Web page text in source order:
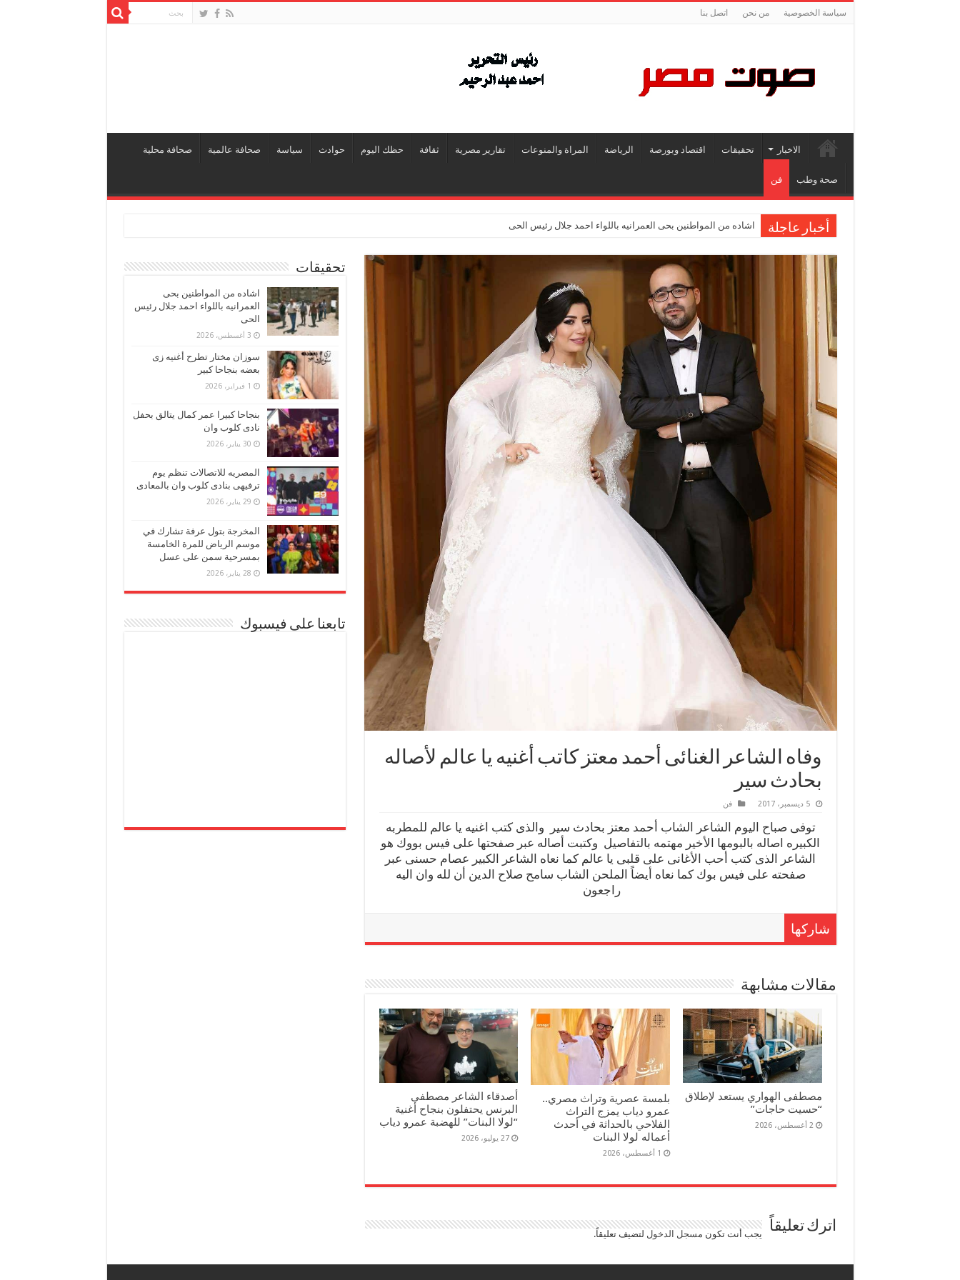
سياسة الخصوصية من نحن اتصل بنا
الاخبار تحقيقات اقتصاد وبورصة الرياضة المراة والمنوعات تقارير مصرية ثقافة حظك اليوم حوادث سياسة صحافة عالمية صحافة محلية
صحة وطب فن
أخبار عاجلة اشاده من المواطنين بحى العمرانيه باللواء احمد جلال رئيس الحى
وفاه الشاعر الغنائى أحمد معتز كاتب أغنيه يا عالم لأصاله
بحادث سير
5 ديسمبر، 2017 فن
توفى صباح اليوم الشاعر الشاب أحمد معتز بحادث سير والذى كتب اغنيه يا عالم للمطربه
الكبيره اصاله بالبومها الأخير مهتمه بالتفاصيل وكتبت أصاله عبر صفحتها على فيس بووك هو
الشاعر الذى كتب أحب الأغانى على قلبى يا عالم كما نعاه الشاعر الكبير عصام حسنى عبر
صفحته على فيس بوك كما نعاه أيضاً الملحن الشاب سامح صلاح الدين أن لله وان اليه
راجعون
شاركها
مقالات مشابهة
مصطفى الهواري يستعد لإطلاق
“حسيت حاجات”
2 أغسطس، 2026
بلمسة عصرية وتراث مصري..
عمرو دياب يمزج التراث
الفلاحي بالحداثة في أحدث
أعماله لولا البنات
1 أغسطس، 2026
أصدقاء الشاعر مصطفى
البرنس يحتفلون بنجاح أغنية
“لولا البنات” للهضبة عمرو دياب
27 يوليو، 2026
اترك تعليقاً يجب أنت تكون مسجل الدخول لتضيف تعليقاً.
تحقيقات
اشاده من المواطنين بحى
العمرانيه باللواء احمد جلال رئيس
الحى
3 أغسطس، 2026
سوزان مختار تطرح أغنيه زى
بعضه بنجاحا كبير
1 فبراير، 2026
بنجاحا كبيرا عمر كمال يتالق بحفل
نادى كلوب وان
30 يناير، 2026
المصريه للاتصالات تنظم يوم
ترفيهى بنادى كلوب وان بالمعادى
29 يناير، 2026
المخرجة بتول عرفة تشارك في
موسم الرياض للمرة الخامسة
بمسرحية سمن على عسل
28 يناير، 2026
تابعنا على فيسبوك